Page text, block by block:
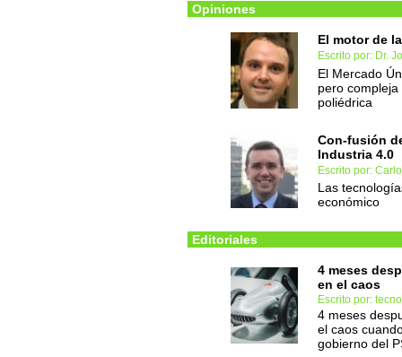
Opiniones
El motor de
Escrito por: Dr.
El Mercado
pero
poliédrica
Con-fusión
Industria 4.0
Escrito por:
Las
económico
Editoriales
4 meses
en el caos
Escrito por:
4 meses
el caos
gobierno del